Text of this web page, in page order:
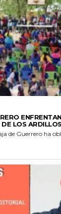
LOS ARDILLOS
de Guerrero ha